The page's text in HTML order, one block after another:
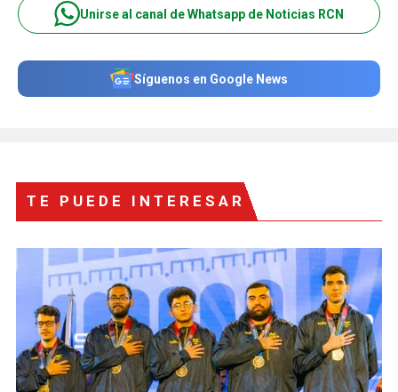
Unirse al canal de Whatsapp de Noticias RCN
Síguenos en Google News
TE PUEDE INTERESAR